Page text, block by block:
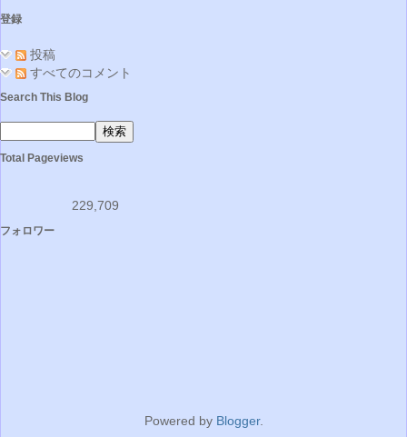
登録
投稿
すべてのコメント
Search This Blog
Total Pageviews
229,709
フォロワー
Powered by Blogger.